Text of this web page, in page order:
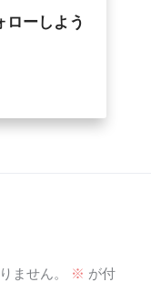
ローしよう
ません。 ※ が付